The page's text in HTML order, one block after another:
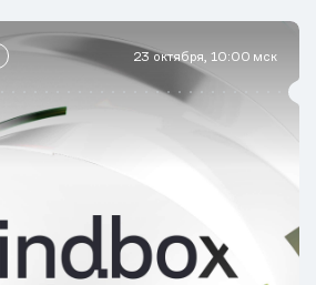
23 октября, 10:00 мск